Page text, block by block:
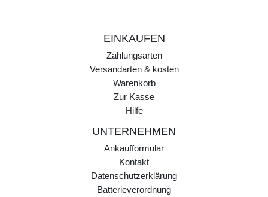
EINKAUFEN
Zahlungsarten
Versandarten & kosten
Warenkorb
Zur Kasse
Hilfe
UNTERNEHMEN
Ankaufformular
Kontakt
Datenschutzerklärung
Batterieverordnung